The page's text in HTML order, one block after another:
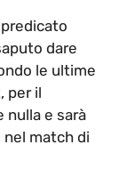
dare
le ultime
per il
nulla e sarà
nel match di